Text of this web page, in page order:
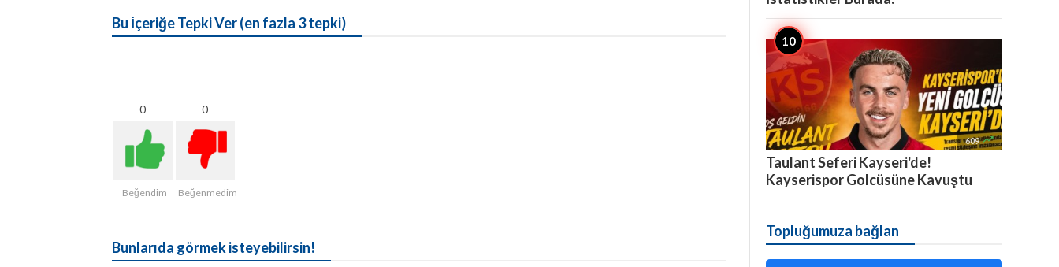
Bu İçeriğe Tepki Ver (en fazla 3 tepki)
0
Beğendim
0
Beğenmedim
Bunlarıda görmek isteyebilirsin!
609 
Taulant Seferi Kayseri'de!
Kayserispor Golcüsüne Kavuştu
Topluğumuza bağlan